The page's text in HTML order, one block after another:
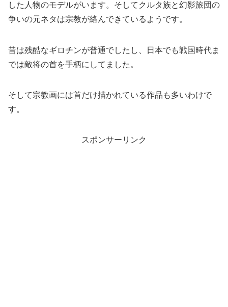
した人物のモデルがいます。そしてクルタ族と幻影旅団の
争いの元ネタは宗教が絡んできているようです。
昔は残酷なギロチンが普通でしたし、日本でも戦国時代ま
では敵将の首を手柄にしてました。
そして宗教画には首だけ描かれている作品も多いわけで
す。
スポンサーリンク